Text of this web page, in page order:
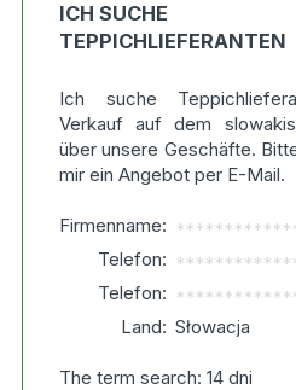
ICH SUCHE
TEPPICHLIEFERANTEN
Ich suche
Verkauf auf dem
über unsere Geschäfte.
mir ein Angebot per E-Mail.
Firmenname:
Telefon:
Telefon:
Land: Słowacja
The term search: 14 dni